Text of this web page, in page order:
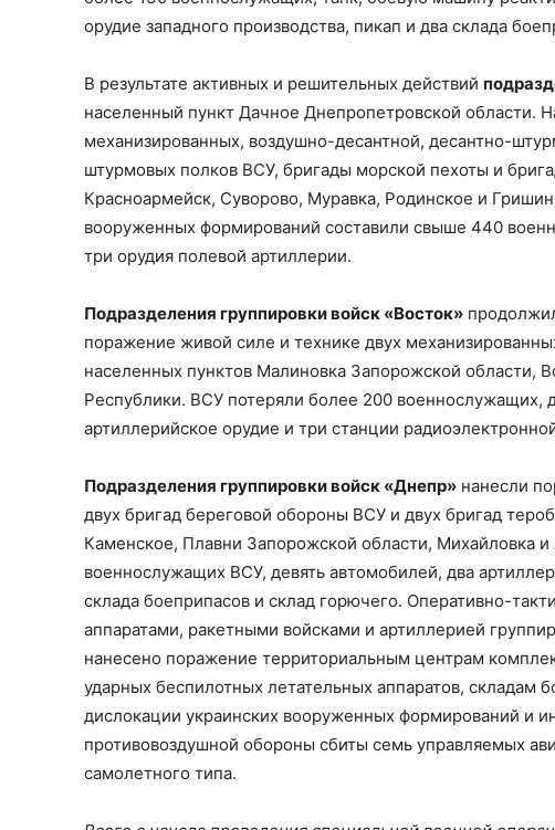
орудие западного производства, пикап и два склада
В результате активных и решительных действий
населенный пункт Дачное Днепропетровской области.
механизированных, воздушно-десантной, десантно-
штурмовых полков ВСУ, бригады морской пехоты и
Красноармейск, Суворово, Муравка, Родинское и
вооруженных формирований составили свыше 440
три орудия полевой артиллерии.
Подразделения группировки войск «Восток»
поражение живой силе и технике двух
населенных пунктов Малиновка Запорожской области,
Республики. ВСУ потеряли более 200
артиллерийское орудие и три станции
Подразделения группировки войск «Днепр» нанесли
двух бригад береговой обороны ВСУ и двух бригад
Каменское, Плавни Запорожской области, Михайловка
военнослужащих ВСУ, девять автомобилей, два
склада боеприпасов и склад горючего. Оперативно-
аппаратами, ракетными войсками и артиллерией
нанесено поражение территориальным центрам
ударных беспилотных летательных аппаратов, складам
дислокации украинских вооруженных формирований и
противовоздушной обороны сбиты семь управляемых
самолетного типа.